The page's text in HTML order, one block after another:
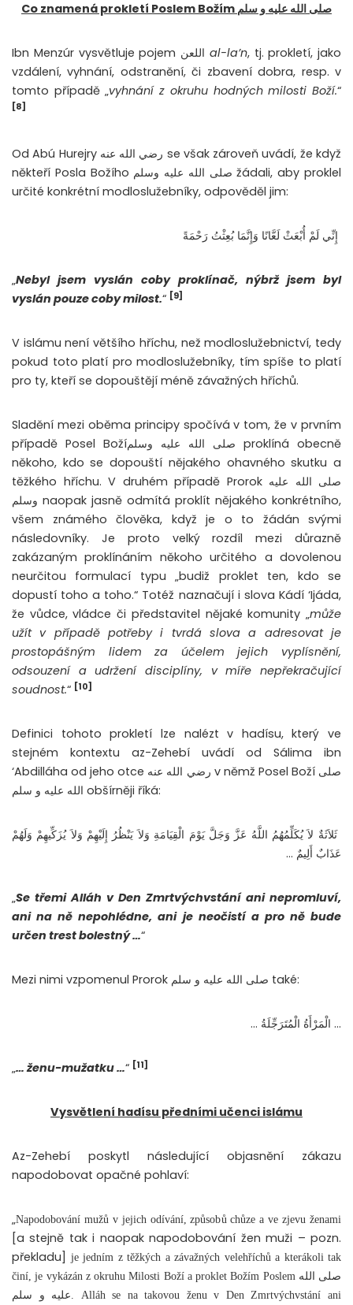
Co znamená prokletí Poslem Božím صلى الله عليه و سلم
al-la’n, tj. prokletí, jako
vzdálení, vyhnání, odstranění, či zbavení dobra, resp. v
tomto případě „vyhnání z okruhu hodných milosti Boží.“
[8]
Od Abú Hurejry رضي الله عنه se však zároveň uvádí, že když
někteří Posla Božího صلى الله عليه وسلم žádali, aby proklel
určité konkrétní modloslužebníky, odpověděl jim:
‏ إِنِّي لَمْ أُبْعَثْ لَعَّانًا وَإِنَّمَا بُعِثْتُ رَحْمَةً
„Nebyl jsem vyslán coby proklínač, nýbrž jsem byl
vyslán pouze coby milost.“ [9]
V islámu není většího hříchu, než modloslužebnictví, tedy
pokud toto platí pro modloslužebníky, tím spíše to platí
pro ty, kteří se dopouštějí méně závažných hříchů.
Sladění mezi oběma principy spočívá v tom, že v prvním
případě Posel Božíصلى الله عليه وسلم proklíná obecně
někoho, kdo se dopouští nějakého ohavného skutku a
těžkého hříchu. V druhém případě Prorok صلى الله عليه
وسلم naopak jasně odmítá proklít nějakého konkrétního,
všem známého člověka, když je o to žádán svými
následovníky. Je proto velký rozdíl mezi důrazně
zakázaným proklínáním někoho určitého a dovolenou
neurčitou formulací typu „budiž proklet ten, kdo se
dopustí toho a toho.“ Totéž naznačují i slova Kádí ‘Ijáda,
že vůdce, vládce či představitel nějaké komunity „může
užít v případě potřeby i tvrdá slova a adresovat je
prostopášným lidem za účelem jejich vyplísnění,
odsouzení a udržení disciplíny, v míře nepřekračující
soudnost.“ [10]
Definici tohoto prokletí lze nalézt v hadísu, který ve
stejném kontextu az-Zehebí uvádí od Sálima ibn
‘Abdilláha od jeho otce رضي الله عنه v němž Posel Boží صلى
الله عليه و سلم obšírněji říká:
‏ ثَلاَثَةٌ لاَ يُكَلِّمُهُمُ اللَّهُ عَزَّ وَجَلَّ يَوْمَ الْقِيَامَةِ وَلاَ يَنْظُرُ إِلَيْهِمْ وَلاَ يُزَكِّيهِمْ وَلَهُمْ
عَذَابٌ أَلِيمٌ …
„Se třemi Alláh v Den Zmrtvýchvstání ani nepromluví,
ani na ně nepohlédne, ani je neočistí a pro ně bude
určen trest bolestný …“
Mezi nimi vzpomenul Prorok صلى الله عليه و سلم také:
… الْمَرْأَةُ الْمُتَرَجِّلَةُ …
„… ženu-mužatku …“ [11]
Vysvětlení hadísu předními učenci islámu
Az-Zehebí poskytl následující objasnění zákazu
napodobovat opačné pohlaví:
„Napodobování mužů v jejich odívání, způsobů chůze a ve zjevu ženami
[a stejně tak i naopak napodobování žen muži – pozn.
překladu]
je jedním z těžkých a závažných velehříchů a kterákoli tak
činí, je vykázán z okruhu Milosti Boží a proklet Božím Poslem صلى الله
عليه و سلم. Alláh se na takovou ženu v Den Zmrtvýchvstání ani